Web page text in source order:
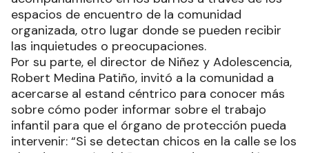
espacios de encuentro de la comunidad
organizada, otro lugar donde se pueden recibir
las inquietudes o preocupaciones.
Por su parte, el director de Niñez y Adolescencia,
Robert Medina Patiño, invitó a la comunidad a
acercarse al estand céntrico para conocer más
sobre cómo poder informar sobre el trabajo
infantil para que el órgano de protección pueda
intervenir: “Si se detectan chicos en la calle se los